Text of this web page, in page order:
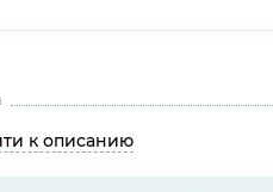
по номеру 8 800 200 78 80.
к описанию